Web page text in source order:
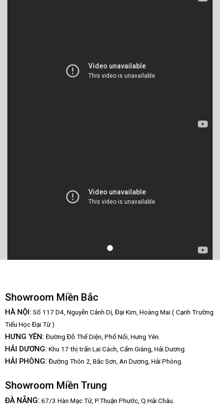
Showroom Miền Bắc
HÀ NỘI: Số 117 D4, Nguyễn Cảnh Dị, Đại Kim, Hoàng Mai.( Cạnh Trường
Tiểu Học Đại Từ )
HƯNG YÊN: Đường Đỗ Thế Diện, Phố Nối, Hưng Yên.
HẢI DƯƠNG: Khu 17 thị trấn Lai Cách, Cẩm Giàng, Hải Dương.
HẢI PHÒNG: Đường Thôn 2, Bắc Sơn, An Dương, Hải Phòng.
Showroom Miền Trung
ĐÀ NẴNG: 67/3 Hàn Mạc Tử, P.Thuận Phước, Q.Hải Châu.